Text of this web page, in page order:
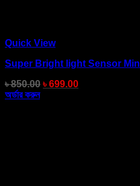
Quick View
Super Bright light Sensor
৳850.00 ৳699.00
অর্ডার করুন